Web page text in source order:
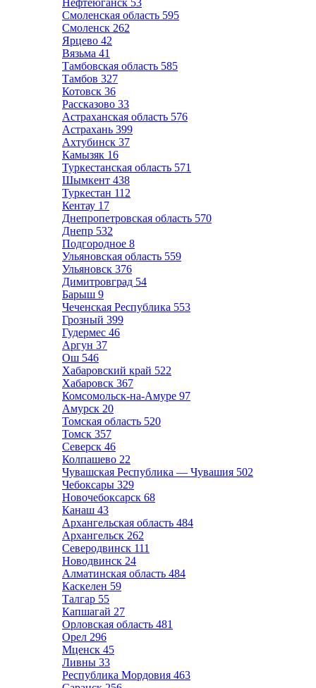
Нефтеюганск 53
Смоленская область 595
Смоленск 262
Ярцево 42
Вязьма 41
Тамбовская область 585
Тамбов 327
Котовск 36
Рассказово 33
Астраханская область 576
Астрахань 399
Ахтубинск 37
Камызяк 16
Туркестанская область 571
Шымкент 438
Туркестан 112
Кентау 17
Днепропетровская область 570
Днепр 532
Подгородное 8
Ульяновская область 559
Ульяновск 376
Димитровград 54
Барыш 9
Чеченская Республика 553
Грозный 399
Гудермес 46
Аргун 37
Ош 546
Хабаровский край 522
Хабаровск 367
Комсомольск-на-Амуре 97
Амурск 20
Томская область 520
Томск 357
Северск 46
Колпашево 22
Чувашская Республика — Чувашия 502
Чебоксары 329
Новочебоксарск 68
Канаш 43
Архангельская область 484
Архангельск 262
Северодвинск 111
Новодвинск 24
Алматинская область 484
Каскелен 59
Талгар 55
Капшагай 27
Орловская область 481
Орел 296
Мценск 45
Ливны 33
Республика Мордовия 463